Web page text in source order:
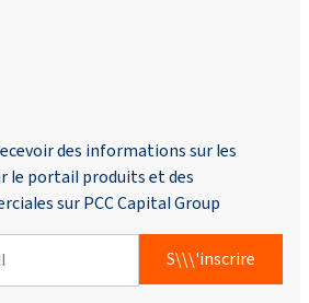
des informations sur les
le portail produits et des
sur PCC Capital Group
S\\\'inscrire